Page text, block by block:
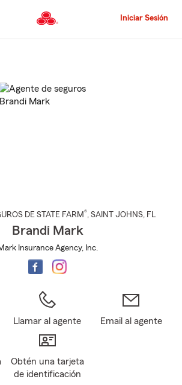
al
principal
Iniciar Sesión
DE STATE FARM®, SAINT JOHNS, FL
Brandi Mark
Insurance Agency, Inc.
Llamar al agente Email al agente
Obtén una tarjeta
de identificación